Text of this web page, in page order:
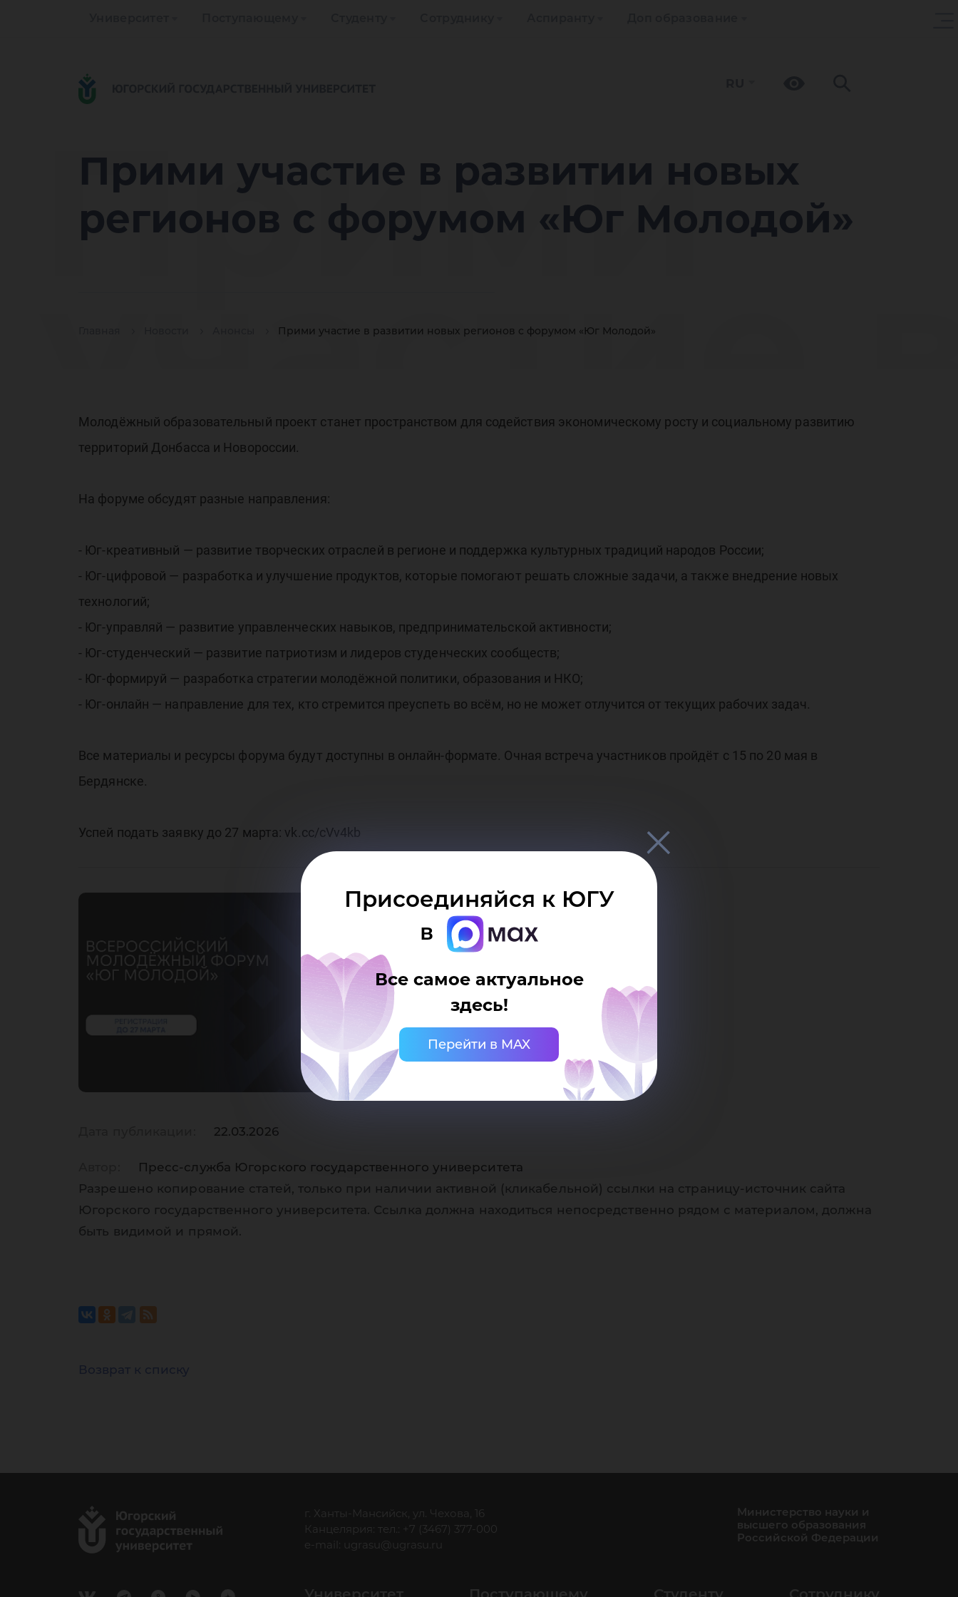
Прими участие в развитии новых
регионов с форумом «Юг Молодой»
Прими участие в развитии новых регионов с форумом «Юг Молодой»
Прими
участие
развитии
новых
с
форумом
«Юг
Присоединяйся к ЮГУ
в
Все самое актуальное
здесь!
Перейти в MAX
Молодёжный образовательный проект станет пространством для содействия экономическому росту и социальному развитию
территорий Донбасса и Новороссии.
На форуме обсудят разные направления:
- Юг-креативный — развитие творческих отраслей в регионе и поддержка культурных традиций народов России;
- Юг-цифровой — разработка и улучшение продуктов, которые помогают решать сложные задачи, а также внедрение новых
технологий;
- Юг-управляй — развитие управленческих навыков, предпринимательской активности;
- Юг-студенческий — развитие патриотизм и лидеров студенческих сообществ;
- Юг-формируй — разработка стратегии молодёжной политики, образования и НКО;
- Юг-онлайн — направление для тех, кто стремится преуспеть во всём, но не может отлучится от текущих рабочих задач.
Все материалы и ресурсы форума будут доступны в онлайн-формате. Очная встреча участников пройдёт с 15 по 20 мая в
Бердянске.
Успей подать заявку до 27 марта: vk.cc/cVv4kb
22.03.2026
Пресс-служба Югорского государственного университета
Разрешено копирование статей, только при наличии активной (кликабельной) ссылки на страницу-источник сайта
Югорского государственного университета. Ссылка должна находиться непосредственно рядом с материалом, должна
быть видимой и прямой.
Возврат к списку
г. Ханты-Мансийск, ул. Чехова, 16
Канцелярия: тел.: +7 (3467) 377-000
e-mail:
ugrasu@ugrasu.ru
Министерство науки и
высшего образования
Российской Федерации